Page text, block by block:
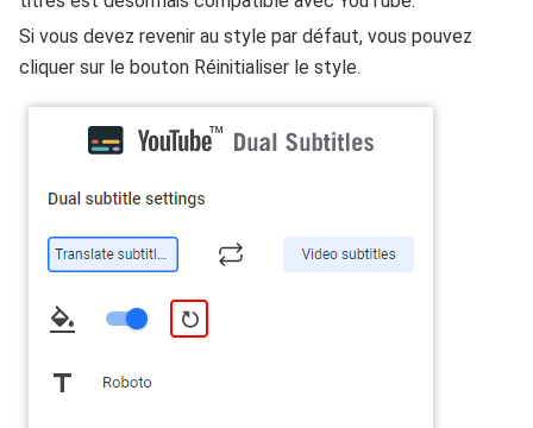
Si vous devez revenir au style par défaut, vous pouvez
cliquer sur le bouton Réinitialiser le style.